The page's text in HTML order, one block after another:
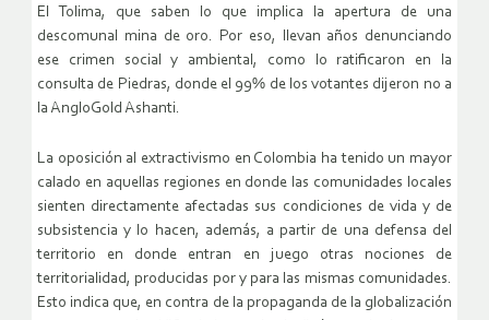
El Tolima, que saben lo que implica la apertura de una
descomunal mina de oro. Por eso, llevan años denunciando
ese crimen social y ambiental, como lo ratificaron en la
consulta de Piedras, donde el 99% de los votantes dijeron no a
la AngloGold Ashanti.
La oposición al extractivismo en Colombia ha tenido un mayor
calado en aquellas regiones en donde las comunidades locales
sienten directamente afectadas sus condiciones de vida y de
subsistencia y lo hacen, además, a partir de una defensa del
territorio en donde entran en juego otras nociones de
territorialidad, producidas por y para las mismas comunidades.
Esto indica que, en contra de la propaganda de la globalización